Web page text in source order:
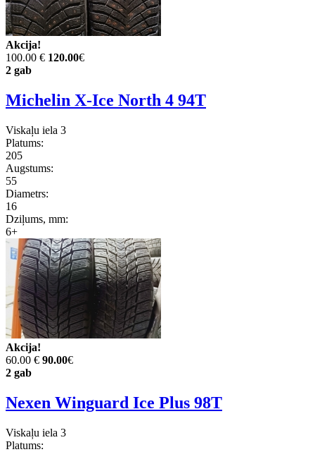
Akcija!
100.00 € 120.00€
2 gab
Michelin X-Ice North 4 94T
Viskaļu iela 3
Platums:
205
Augstums:
55
Diametrs:
16
Dziļums, mm:
6+
Akcija!
60.00 € 90.00€
2 gab
Nexen Winguard Ice Plus 98T
Viskaļu iela 3
Platums: